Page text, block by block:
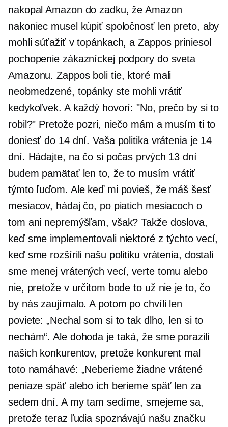
nakopal Amazon do zadku, že Amazon
nakoniec musel kúpiť spoločnosť len preto, aby
mohli súťažiť v topánkach, a Zappos priniesol
pochopenie zákazníckej podpory do sveta
Amazonu. Zappos boli tie, ktoré mali
neobmedzené, topánky ste mohli vrátiť
kedykoľvek. A každý hovorí: "No, prečo by si to
robil?" Pretože pozri, niečo mám a musím ti to
doniesť do 14 dní. Vaša politika vrátenia je 14
dní. Hádajte, na čo si počas prvých 13 dní
budem pamätať len to, že to musím vrátiť
týmto ľuďom. Ale keď mi povieš, že máš šesť
mesiacov, hádaj čo, po piatich mesiacoch o
tom ani nepremýšľam, však? Takže doslova,
keď sme implementovali niektoré z týchto vecí,
keď sme rozšírili našu politiku vrátenia, dostali
sme menej vrátených vecí, verte tomu alebo
nie, pretože v určitom bode to už nie je to, čo
by nás zaujímalo. A potom po chvíli len
poviete: „Nechal som si to tak dlho, len si to
nechám“. Ale dohoda je taká, že sme porazili
našich konkurentov, pretože konkurent mal
toto namáhavé: „Neberieme žiadne vrátené
peniaze späť alebo ich berieme späť len za
sedem dní. A my tam sedíme, smejeme sa,
pretože teraz ľudia spoznávajú našu značku